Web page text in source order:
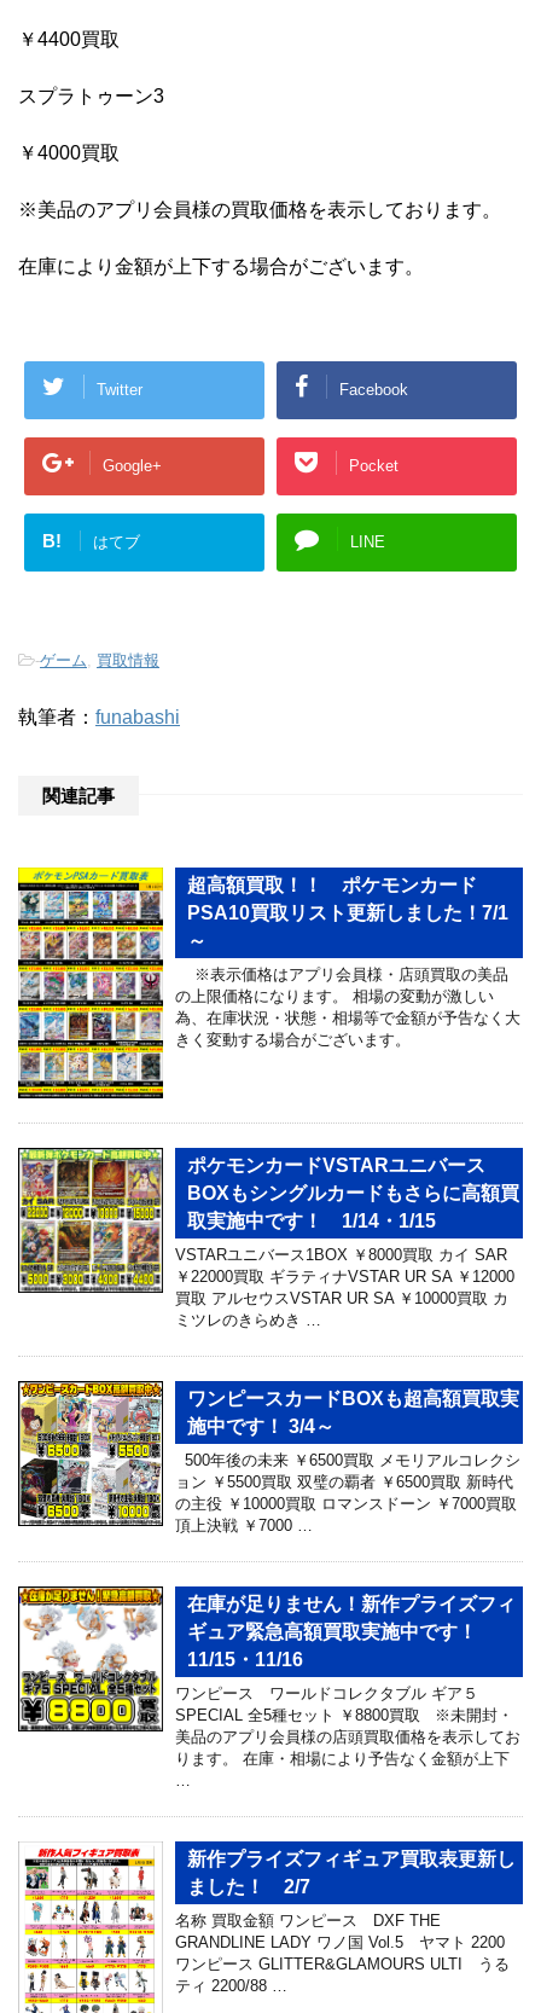
￥4400買取
スプラトゥーン3
￥4000買取
※美品のアプリ会員様の買取価格を表示しております。
在庫により金額が上下する場合がございます。
Twitter Facebook
Google+ Pocket
B! はてブ LINE
-ゲーム 買取情報
執筆者： funabashi
関連記事
超高額買取！！ ポケモンカード
PSA10買取リスト更新しました！7/1
～
※表示価格はアプリ会員様・店頭買取の美品
の上限価格になります。 相場の変動が激しい
為、在庫状況・状態・相場等で金額が予告なく大
きく変動する場合がございます。
ポケモンカードVSTARユニバース
BOXもシングルカードもさらに高額買
取実施中です！ 1/14・1/15
VSTARユニバース1BOX ￥8000買取 カイ SAR
￥22000買取 ギラティナVSTAR UR SA ￥12000
買取 アルセウスVSTAR UR SA ￥10000買取 カ
ミツレのきらめき …
ワンピースカードBOXも超高額買取実
施中です！ 3/4～
500年後の未来 ￥6500買取 メモリアルコレクシ
ョン ￥5500買取 双璧の覇者 ￥6500買取 新時代
の主役 ￥10000買取 ロマンスドーン ￥7000買取
頂上決戦 ￥7000 …
在庫が足りません！新作プライズフィ
ギュア緊急高額買取実施中です！
11/15・11/16
ワンピース ワールドコレクタブル ギア５
SPECIAL 全5種セット ￥8800買取 ※未開封・
美品のアプリ会員様の店頭買取価格を表示してお
ります。 在庫・相場により予告なく金額が上下
…
新作プライズフィギュア買取表更新し
ました！ 2/7
名称 買取金額 ワンピース DXF THE
GRANDLINE LADY ワノ国 Vol.5 ヤマト 2200
ワンピース GLITTER&GLAMOURS ULTI うる
ティ 2200/88 …